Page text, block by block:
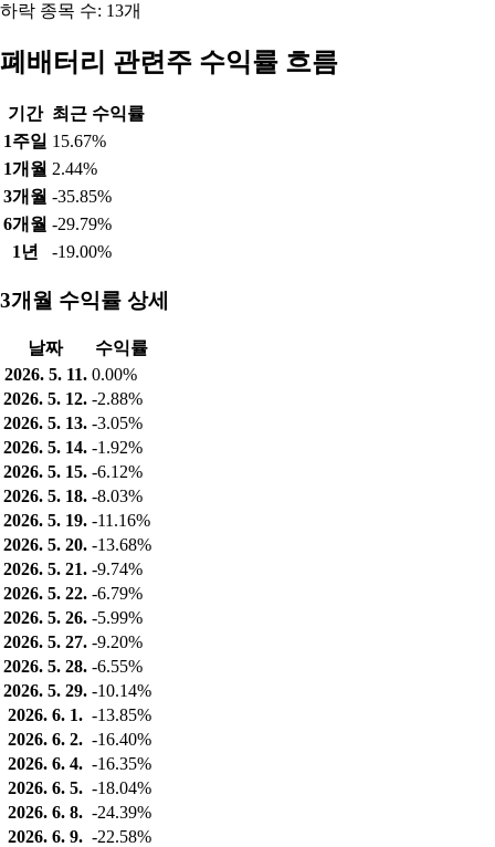
하락 종목 수: 13개
폐배터리 관련주 수익률 흐름
기간 최근 수익률
1주일 15.67%
1개월 2.44%
3개월 -35.85%
6개월 -29.79%
1년
-19.00%
3개월 수익률 상세
날짜
수익률
2026. 5. 11. 0.00%
2026. 5. 12. -2.88%
2026. 5. 13. -3.05%
2026. 5. 14. -1.92%
2026. 5. 15. -6.12%
2026. 5. 18. -8.03%
2026. 5. 19. -11.16%
2026. 5. 20. -13.68%
2026. 5. 21. -9.74%
2026. 5. 22. -6.79%
2026. 5. 26. -5.99%
2026. 5. 27. -9.20%
2026. 5. 28. -6.55%
2026. 5. 29. -10.14%
2026. 6. 1. -13.85%
2026. 6. 2. -16.40%
2026. 6. 4. -16.35%
2026. 6. 5. -18.04%
2026. 6. 8. -24.39%
2026. 6. 9. -22.58%